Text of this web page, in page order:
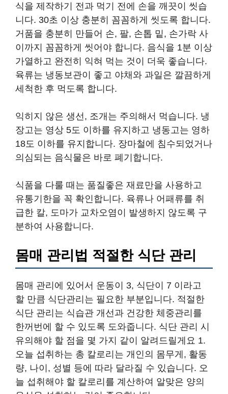
식을 제작하기 전과 먹기 전에 손을 깨끗이 씻습
니다. 30초 이상 충분히 꼼꼼하게 씻도록 합니다.
거품을 충분히 만들어 손, 팔, 손톱 밑, 손가락 사
이까지 꼼꼼하게 씻어야 합니다. 음식을 1분 이상
가열하고 완전히 익혀 먹는 것이 더욱 좋습니다.
육류는 냉동보관이 좋고 야채와 과일은 깔끔하게
세척한 후 먹도록 합니다.
익히지 않은 생선, 조개는 주의해서 먹습니다. 냉
장고는 영상 5도 이하를 유지하고 냉동고는 영하
18도 이하를 유지합니다. 장마철에 침수되었거나
의심되는 음식물은 바로 폐기합니다.
식품을 다룰 때는 품질좋은 재료만을 사용하고
유통기한을 꼭 확인합니다. 육류나 어패류를 취
급한 칼, 도마가 교차오염이 발생하지 않도록 구
분하여 사용합니다.
몸매 관리법 적절한 식단 관리
몸매 관리에 있어서 운동이 3, 식단이 7 이라고
할 만큼 식단관리는 필요한 부분입니다. 적절한
식단 관리는 식습관 개선과 건강한 체중관리를
한꺼번에 할 수 있도록 도와줍니다. 식단 관리 시
유의해야 할 점을 몇 가지 같이 알려드릴게요 1.
오늘 섭취하는 총 칼로리는 개인의 몸무게, 활동
량, 나이, 성별 등에 따라 달라질 수 있습니다. 오
늘 섭취해야 할 칼로리를 계산하여 알맞은 양의